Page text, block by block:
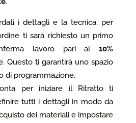
i dettagli e la tecnica, per
ti sarà richiesto un primo
lavoro pari al10%
Questo ti garantirà uno spazio
di programmazione.
per iniziare il Ritratto ti
tutti i dettagli in modo da
dei materiali e impostare